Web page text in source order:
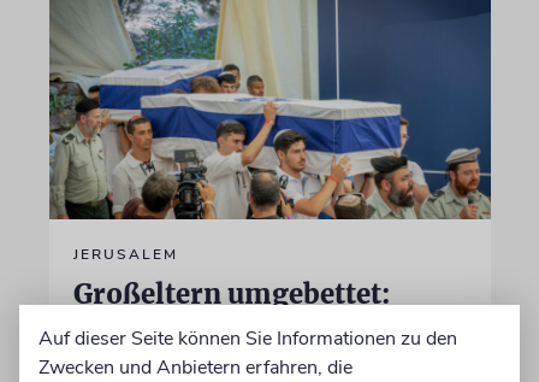
JERUSALEM
Großeltern umgebettet:
Theodor Herzls letzter Wille
ist erfüllt
Auf dieser Seite können Sie Informationen zu den
Zwecken und Anbietern erfahren, die